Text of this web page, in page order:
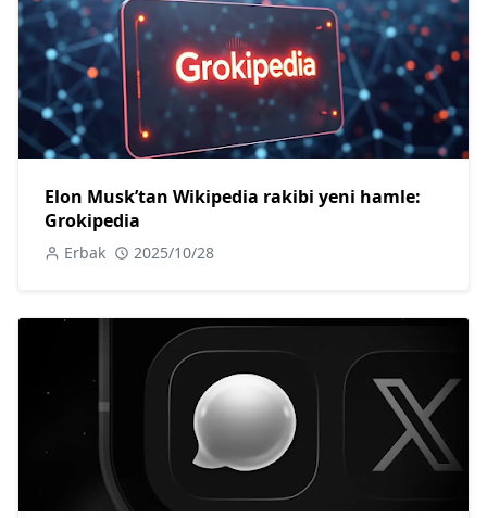
Elon Musk’tan Wikipedia rakibi yeni hamle:
Grokipedia
Erbak 2025/10/28